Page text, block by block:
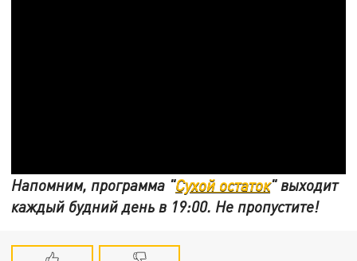
Напомним, программа "Сухой остаток" выходит
каждый будний день в 19:00. Не пропустите!